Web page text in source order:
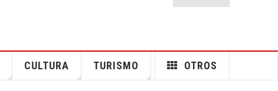
CULTURA TURISMO OTROS